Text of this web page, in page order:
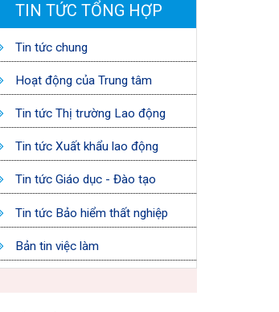
TIN TỨC TỔNG HỢP
Tin tức chung
Hoạt động của Trung tâm
Tin tức Thị trường Lao động
Tin tức Xuất khẩu lao động
Tin tức Giáo dục - Đào tạo
Tin tức Bảo hiểm thất nghiệp
Bản tin việc làm